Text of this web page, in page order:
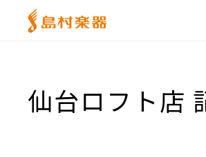
仙台ロフト店